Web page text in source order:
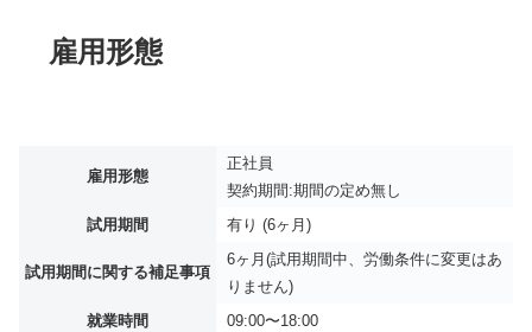
雇用形態
雇用形態
正社員
契約期間:期間の定め無し
試用期間
有り (6ヶ月)
試用期間に関する補足事項
6ヶ月(試用期間中、労働条件に変更はあ
りません)
就業時間
09:00〜18:00